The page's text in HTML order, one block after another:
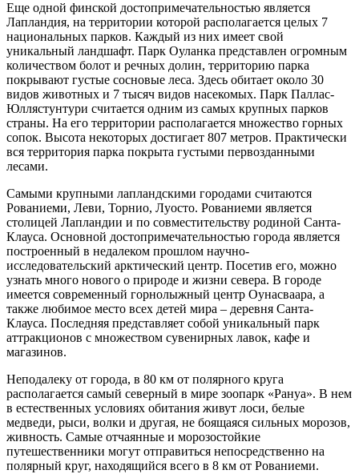
Еще одной финской достопримечательностью является
Лапландия, на территории которой располагается целых 7
национальных парков. Каждый из них имеет свой
уникальный ландшафт. Парк Оуланка представлен огромным
количеством болот и речных долин, территорию парка
покрывают густые сосновые леса. Здесь обитает около 30
видов животных и 7 тысяч видов насекомых. Парк Паллас-
Юллястунтури считается одним из самых крупных парков
страны. На его территории располагается множество горных
сопок. Высота некоторых достигает 807 метров. Практически
вся территория парка покрыта густыми первозданными
лесами.
Самыми крупными лапландскими городами считаются
Рованиеми, Леви, Торнио, Луосто. Рованиеми является
столицей Лапландии и по совместительству родиной Санта-
Клауса. Основной достопримечательностью города является
построенный в недалеком прошлом научно-
исследовательский арктический центр. Посетив его, можно
узнать много нового о природе и жизни севера. В городе
имеется современный горнолыжный центр Оунасваара, а
также любимое место всех детей мира – деревня Санта-
Клауса. Последняя представляет собой уникальный парк
аттракционов с множеством сувенирных лавок, кафе и
магазинов.
Неподалеку от города, в 80 км от полярного круга
располагается самый северный в мире зоопарк «Рануа». В нем
в естественных условиях обитания живут лоси, белые
медведи, рыси, волки и другая, не боящаяся сильных морозов,
живность. Самые отчаянные и морозостойкие
путешественники могут отправиться непосредственно на
полярный круг, находящийся всего в 8 км от Рованиеми.